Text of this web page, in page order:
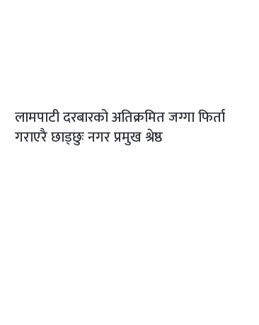
लामपाटी दरबारको अतिक्रमित जग्गा फिर्ता
गराएरै छाड्छुः नगर प्रमुख श्रेष्ठ